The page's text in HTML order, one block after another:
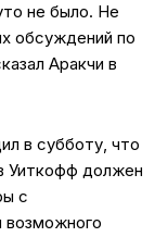
не было. Не
обсуждений по
Аракчи в
в субботу, что
Уиткофф должен
с
возможного